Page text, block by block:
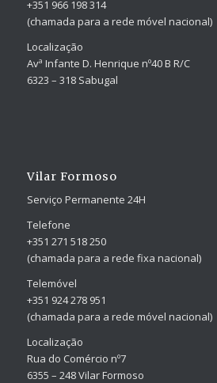
+351 966 198 314
(chamada para a rede móvel nacional)
Localização
Avª Infante D. Henrique nº40 B R/C
6323 – 318 Sabugal
Vilar Formoso
Serviço Permanente 24H
Telefone
+351 271 518 250
(chamada para a rede fixa nacional)
Telemóvel
+351 924 278 951
(chamada para a rede móvel nacional)
Localização
Rua do Comércio nº7
6355 – 248 Vilar Formoso